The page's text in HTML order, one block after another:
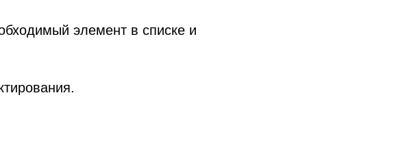
элемент в списке и